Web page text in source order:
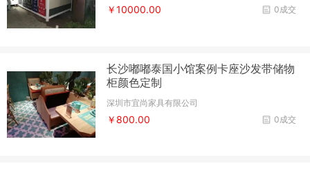
0成交
￥10000.00
长沙嘟嘟泰国小馆案例卡座沙发带储物
柜颜色定制
深圳市宜尚家具有限公司
0成交
￥800.00